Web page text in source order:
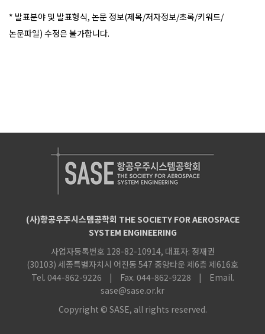
* 발표분야 및 발표형식, 논문 정보(제목/저자정보/초록/키워드/
논문파일) 수정은 불가합니다.
(사)항공우주시스템공학회 THE SOCIETY FOR AEROSPACE
SYSTEM ENGINEERING
사업자등록번호 128-82-10914, 대표자: 정재권
(30103) 세종특별자치시 어진동 547 중앙타운 제6층 제616호
Tel. 044-862-9226
| Fax. 044-862-9228 |
Email.
sase@sase.or.kr
Copyright © SASE, all rights reserved.